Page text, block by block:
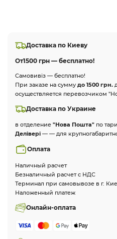
Доставка по Киеву
От1500 грн — бесплатно!
Самовивіз — бесплатно!
При заказе на сумму до 1500 грн.
осуществляется перевозчиком
Доставка по Украине
в отделение "Нова Пошта" по
Делівері — — для
Оплата
Наличный расчет
Безналичный расчет с НДС
Терминал при самовывозе в г.
Наложенный платеж
Онлайн-оплата